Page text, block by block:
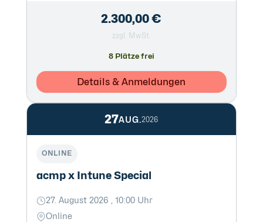
2.300,00 €
zzgl. MwSt.
8 Plätze frei
Details & Anmeldungen
27AUG.2026
ONLINE
acmp x Intune Special
27. August 2026 , 10:00 Uhr
Online